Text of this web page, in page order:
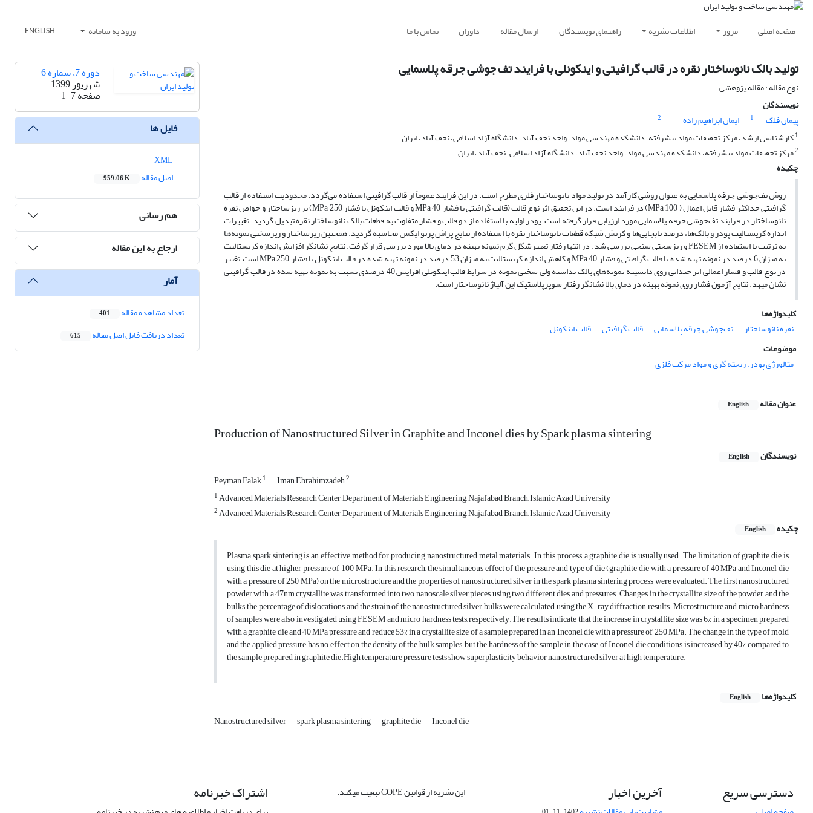
صفحه اصلی مرور اطلاعات نشریه راهنمای نویسندگان ارسال مقاله داوران تماس با ما ورود به سامانه ENGLISH
تولید بالک نانوساختار نقره در قالب گرافیتی و اینکونلی با فرایند تف جوشی جرقه پلاسمایی
نوع مقاله : مقاله پژوهشی
نویسندگان
پیمان فلک
1 ایمان ابراهیم زاده
2
1کارشناسی ارشد، مرکز تحقیقات مواد پیشرفته، دانشکده مهندسی مواد، واحد نجف آباد، دانشگاه آزاد اسلامی، نجف آباد، ایران.
2مرکز تحقیقات مواد پیشرفته، دانشکده مهندسی مواد، واحد نجف آباد، دانشگاه آزاد اسلامی، نجف آباد، ایران.
چکیده
روش تف‌جوشی جرقه پلاسمایی به عنوان روشی کارآمد در تولید مواد نانوساختار فلزی مطرح است. در این فرایند عموماً از قالب گرافیتی استفاده می‌گردد. محدودیت استفاده از قالب
گرافیتی حداکثر فشار قابل اعمال ( MPa 100) در فرایند است. در این تحقیق اثر نوع قالب (قالب گرافیتی با فشار MPa 40 و قالب اینکونل با فشار MPa 250) بر ریزساختار و خواص نقره
نانوساختار در فرایند تف‌جوشی جرقه پلاسمایی مورد ارزیابی قرار گرفته است. پودر اولیه با استفاده از دو قالب و فشار متفاوت به قطعات بالک نانوساختار نقره تبدیل گردید. تغییرات
اندازه کریستالیت پودر و بالک‌ها، درصد نابجایی‌ها و کرنش شبکه قطعات نانوساختار نقره با استفاده از نتایج پراش پرتو ایکس محاسبه گردید. همچنین ریزساختار و ریزسختی نمونه‌ها
به ترتیب با استفاده از FESEM و ریزسختی سنجی بررسی شد. در انتها رفتار تغییرشگل گرم نمونه بهینه در دمای بالا مورد بررسی قرار گرفت. نتایج نشانگر افزایش اندازه کریستالیت
به میزان 6 درصد در نمونه تهیه شده با قالب گرافیتی و فشار MPa 40 و کاهش اندازه کریستالیت به میزان 53 درصد در نمونه تهیه شده در قالب اینکونل با فشار MPa 250 است.تغییر
در نوع قالب و فشار اعمالی اثر چندانی روی دانسیته نمونه‌های بالک نداشته ولی سختی نمونه در شرایط قالب اینکونلی افزایش 40 درصدی نسبت به نمونه تهیه شده در قالب گرافیتی
نشان میهد. نتایح آزمون فشار روی نمونه بهینه در دمای بالا نشانگر رفتار سوپرپلاستیک این آلیاژ نانوساختار است.
کلیدواژه‌ها
نقره نانوساختار
تف‌جوشی جرقه پلاسمایی قالب گرافیتی
قالب اینکونل
موضوعات
متالورژی پودر، ریخته گری و مواد مرکب فلزی
عنوان مقاله English
Production of Nanostructured Silver in Graphite and Inconel dies by Spark plasma sintering
نویسندگان English
Peyman Falak1 Iman Ebrahimzadeh2
1Advanced Materials Research Center, Department of Materials Engineering, Najafabad Branch, Islamic Azad University
2Advanced Materials Research Center, Department of Materials Engineering, Najafabad Branch, Islamic Azad University
چکیده
English
Plasma spark sintering is an effective method for producing nanostructured metal materials. In this process, a graphite die is usually used. The limitation of graphite die is
using this die at higher pressure of 100 MPa. In this research, the simultaneous effect of the pressure and type of die (graphite die with a pressure of 40 MPa and Inconel die
with a pressure of 250 MPa) on the microstructure and the properties of nanostructured silver in the spark plasma sintering process were evaluated. The first nanostructured
powder with a 47nm crystallite was transformed into two nanoscale silver pieces using two different dies and pressures. Changes in the crystallite size of the powder and the
bulks, the percentage of dislocations and the strain of the nanostructured silver bulks were calculated using the X-ray diffraction results. Microstructure and micro hardness
of samples were also investigated using FESEM and micro hardness tests, respectively.The results indicate that the increase in crystallite size was 6% in a specimen prepared
with a graphite die and 40 MPa pressure and reduce 53% in a crystallite size of a sample prepared in an Inconel die with a pressure of 250 MPa. The change in the type of mold
and the applied pressure has no effect on the density of the bulk samples, but the hardness of the sample in the case of Inconel die conditions is increased by 40% compared to
the sample prepared in graphite die.High temperature pressure tests show superplasticity behavior nanostructured silver at high temperature.
کلیدواژه‌ها English
Nanostructured silver spark plasma sintering graphite die Inconel die
دوره 7، شماره 6
شهریور 1399
صفحه1-7
فایل ها
اصل مقاله
959.06 K
هم رسانی
ارجاع به این مقاله
آمار
تعداد مشاهده مقاله 401
تعداد دریافت فایل اصل مقاله 615
دسترسی سریع آخرین اخبار این نشریه از قوانین COPE تبعیت میکند. اشتراک خبرنامه